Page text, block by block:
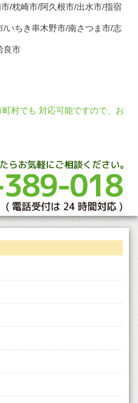
/枕崎市/阿久根市/出水市/指宿
いちき串木野市/南さつま市/志
良市
村でも 対応可能ですので、お